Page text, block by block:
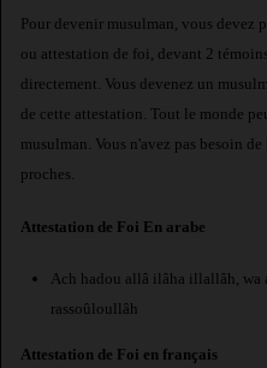
Pour devenir musulman, vous devez
ou attestation de foi, devant 2
directement. Vous devenez un
de cette attestation. Tout le monde
musulman. Vous n'avez pas besoin
proches.
Attestation de Foi En arabe
Ach hadou allâ ilâha illallâh, wa
rassoûloullâh
Attestation de Foi en français